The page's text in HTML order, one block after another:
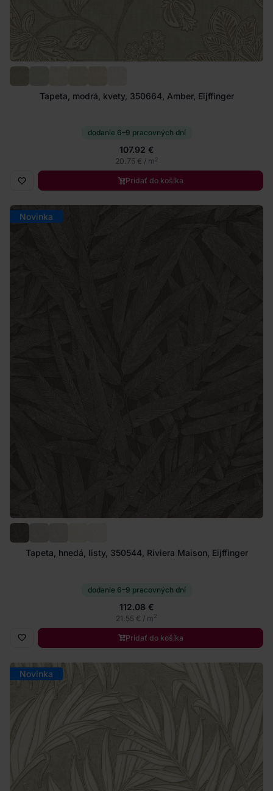
Tapeta, modrá, kvety, 350664, Amber, Eijffinger
dodanie 6–9 pracovných dní
107.92 €
20.75 € / m2
Pridať do košíka
Novinka
Tapeta, hnedá, listy, 350544, Riviera Maison, Eijffinger
dodanie 6–9 pracovných dní
112.08 €
21.55 € / m2
Pridať do košíka
Novinka